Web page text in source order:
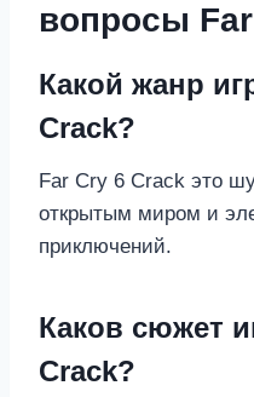
вопросы
Какой жанр
Crack?
Far Cry 6 Crack это
открытым миром и
приключений.
Каков сюжет
Crack?